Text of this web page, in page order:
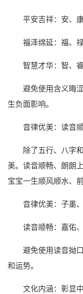
平安吉祥：安、
福泽绵延：福、
智慧才华：智、
避免使用含义晦
生负面影响。
音律优美：读音
除了五行、八字
美。读音顺畅、朗朗
宝宝一生顺风顺水、
音律优美：子墨
读音顺畅：嘉佑
避免使用读音拗
和运势。
文化内涵：彰显